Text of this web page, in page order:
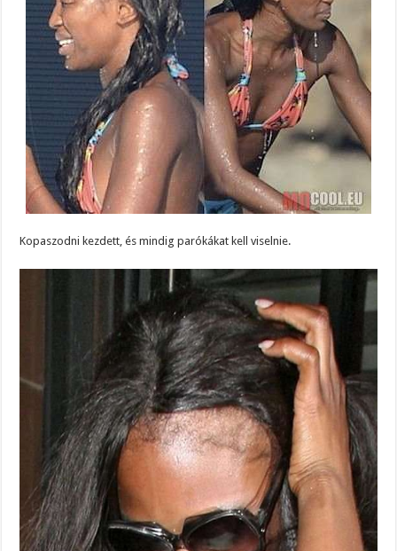
Kopaszodni kezdett, és mindig parókákat kell viselnie.